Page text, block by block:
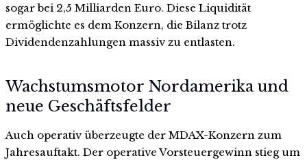
sogar bei 2,5 Milliarden Euro. Diese Liquidität
ermöglichte es dem Konzern, die Bilanz trotz
Dividendenzahlungen massiv zu entlasten.
Wachstumsmotor Nordamerika und
neue Geschäftsfelder
Auch operativ überzeugte der MDAX-Konzern zum
Jahresauftakt. Der operative Vorsteuergewinn stieg um